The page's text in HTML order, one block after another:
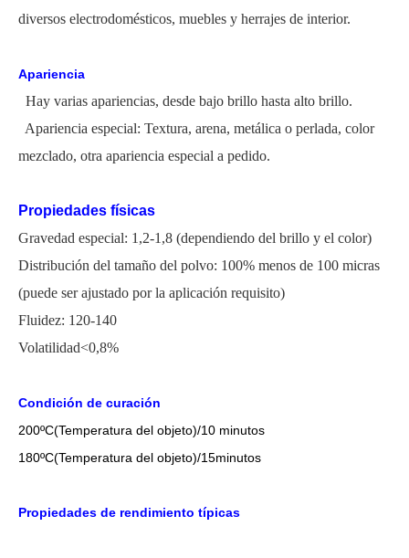
diversos electrodomésticos, muebles y herrajes de interior.
Apariencia
Hay varias apariencias, desde bajo brillo hasta alto brillo.
Apariencia especial: Textura, arena, metálica o perlada, color
mezclado, otra apariencia especial a pedido.
Propiedades físicas
Gravedad especial: 1,2-1,8 (dependiendo del brillo y el color)
Distribución del tamaño del polvo: 100% menos de 100 micras
(puede ser ajustado por la aplicación requisito)
Fluidez: 120-140
Volatilidad<0,8%
Condición de curación
200ºC(Temperatura del objeto)/10 minutos
180ºC(Temperatura del objeto)/15minutos
Propiedades de rendimiento típicas